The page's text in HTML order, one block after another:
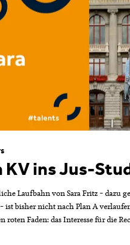
KV ins Jus-
Laufbahn von Sara Fritz – dazu
ist bisher nicht nach Plan A
roten Faden: das Interesse für die